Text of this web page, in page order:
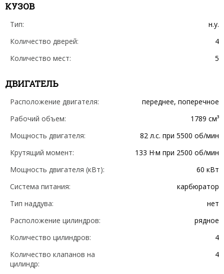
КУЗОВ
Тип:
н.у.
Количество дверей:
4
Количество мест:
5
ДВИГАТЕЛЬ
Расположение двигателя:
переднее, поперечное
Рабочий объем:
1789 см³
Мощность двигателя:
82 л.с. при 5500 об/мин
Крутящий момент:
133 Н·м при 2500 об/мин
Мощность двигателя (кВт):
60 кВт
Система питания:
карбюратор
Тип наддува:
нет
Расположение цилиндров:
рядное
Количество цилиндров:
4
Количество клапанов на
цилиндр:
4